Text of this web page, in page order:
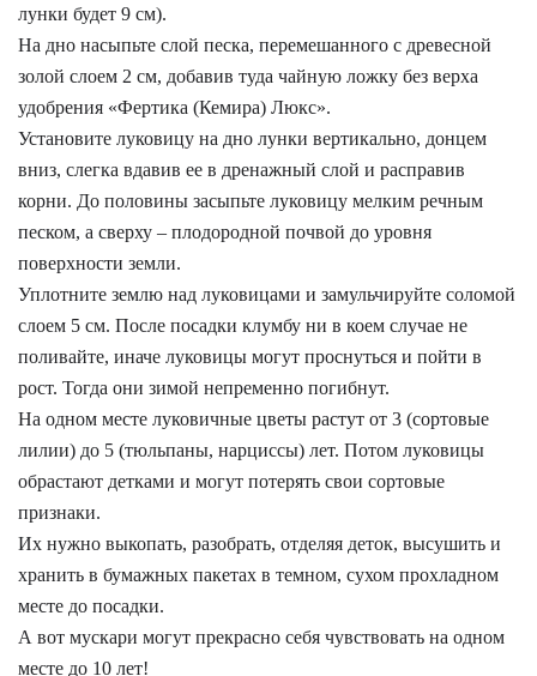
лунки будет 9 см).
На дно насыпьте слой песка, перемешанного с древесной
золой слоем 2 см, добавив туда чайную ложку без верха
удобрения «Фертика (Кемира) Люкс».
Установите луковицу на дно лунки вертикально, донцем
вниз, слегка вдавив ее в дренажный слой и расправив
корни. До половины засыпьте луковицу мелким речным
песком, а сверху – плодородной почвой до уровня
поверхности земли.
Уплотните землю над луковицами и замульчируйте соломой
слоем 5 см. После посадки клумбу ни в коем случае не
поливайте, иначе луковицы могут проснуться и пойти в
рост. Тогда они зимой непременно погибнут.
На одном месте луковичные цветы растут от 3 (сортовые
лилии) до 5 (тюльпаны, нарциссы) лет. Потом луковицы
обрастают детками и могут потерять свои сортовые
признаки.
Их нужно выкопать, разобрать, отделяя деток, высушить и
хранить в бумажных пакетах в темном, сухом прохладном
месте до посадки.
А вот мускари могут прекрасно себя чувствовать на одном
месте до 10 лет!